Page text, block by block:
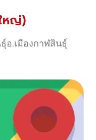
หญ่)
อ.เมืองกาฬสินธุ์